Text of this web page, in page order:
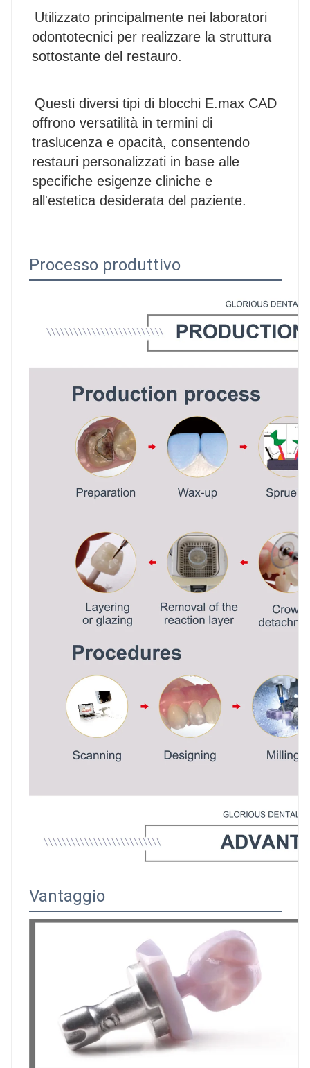
Utilizzato principalmente nei laboratori
odontotecnici per realizzare la struttura
sottostante del restauro.
Questi diversi tipi di blocchi E.max CAD
offrono versatilità in termini di
traslucenza e opacità, consentendo
restauri personalizzati in base alle
specifiche esigenze cliniche e
all'estetica desiderata del paziente.
Processo produttivo
Vantaggio